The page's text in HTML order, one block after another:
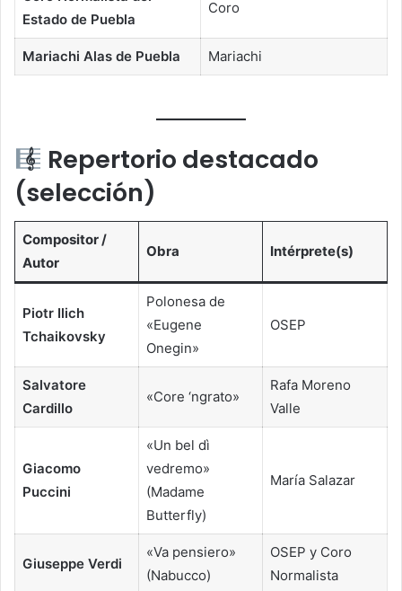
Estado de Puebla
Coro
Mariachi Alas de Puebla Mariachi
Repertorio destacado
(selección)
Compositor /
Autor
Obra Intérprete(s)
Piotr Ilich
Tchaikovsky
Polonesa de
«Eugene
Onegin»
OSEP
Salvatore
Cardillo
«Core ‘ngrato»
Rafa Moreno
Valle
Giacomo
Puccini
«Un bel dì
vedremo»
(Madame
Butterfly)
María Salazar
Giuseppe Verdi
«Va pensiero»
(Nabucco)
OSEP y Coro
Normalista